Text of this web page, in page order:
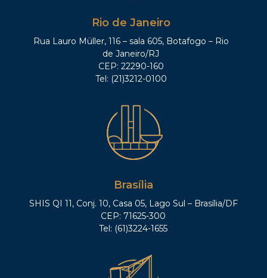
Rio de Janeiro
Rua Lauro Müller, 116 – sala 605, Botafogo – Rio
de Janeiro/RJ
CEP: 22290-160
Tel: (21)3212-0100
Brasília
SHIS QI 11, Conj. 10, Casa 05, Lago Sul – Brasília/DF
CEP: 71625-300
Tel: (61)3224-1655